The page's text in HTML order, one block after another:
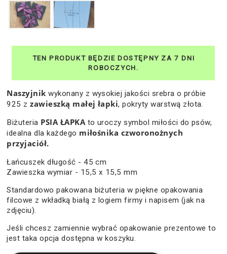
Naszyjnikwykonany z wysokiej jakości srebra o próbie
925 zzawieszką małej łapki, pokryty warstwą złota.
Biżuteria PSIA ŁAPKAto uroczy symbol miłości do psów,
idealna dla każdego miłośnika czworonożnych
przyjaciół.
Łańcuszek długość - 45 cm
Zawieszka wymiar - 15,5 x 15,5 mm
Standardowo pakowana biżuteria w piękne opakowania
filcowe z wkładką białą z logiem firmy i napisem (jak na
zdjęciu).
Jeśli chcesz zamiennie wybrać opakowanie prezentowe to
jest taka opcja dostępna w koszyku.